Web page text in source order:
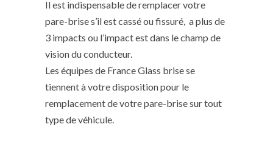
Il est indispensable de remplacer votre
pare-brise s’il est cassé ou fissuré, a plus de
3 impacts ou l’impact est dans le champ de
vision du conducteur.
Les équipes de France Glass brise se
tiennent à votre disposition pour le
remplacement de votre pare-brise sur tout
type de véhicule.